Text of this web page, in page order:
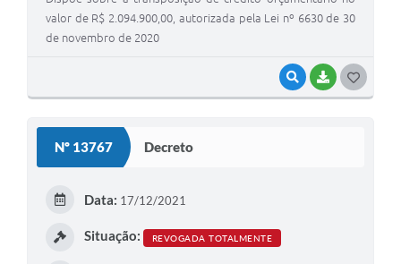
VISUALIZAR
BAIXAR
valor de R$ 2.094.900,00, autorizada pela Lei nº 6630 de 30
de novembro de 2020
Nº 13767 Decreto
Data: 17/12/2021
Situação: REVOGADA TOTALMENTE